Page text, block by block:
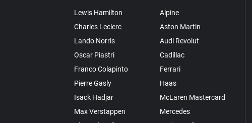
Lewis Hamilton
Charles Leclerc
Lando Norris
Oscar Piastri
Franco Colapinto
Pierre Gasly
Isack Hadjar
Max Verstappen
Alpine
Aston Martin
Audi Revolut
Cadillac
Ferrari
Haas
McLaren Mastercard
Mercedes